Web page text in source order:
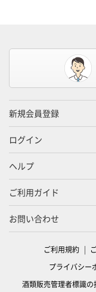
新規会員登録
ログイン
ヘルプ
ご利用ガイド
お問い合わせ
ご利用規約
プライバシー
酒類販売管理者標識の